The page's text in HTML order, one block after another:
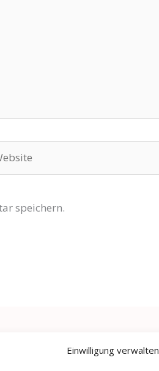
Einwilligung verwalten
speichern.